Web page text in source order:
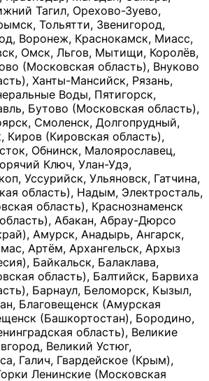
Тагил, Орехово-Зуево,
Тольятти, Звенигород,
Воронеж, Краснокамск, Миасс,
Омск, Льгов, Мытищи, Королёв,
(Московская область), Внуково
Ханты-Мансийск, Рязань,
Воды, Пятигорск,
Бутово (Московская область),
Смоленск, Долгопрудный,
Киров (Кировская область),
Обнинск, Малоярославец,
Ключ, Улан-Удэ,
Уссурийск, Ульяновск, Гатчина,
область), Надым, Электросталь,
область), Краснознаменск
Абакан, Абрау-Дюрсо
Амурск, Анадырь, Ангарск,
Артём, Архангельск, Архыз
Байкальск, Балаклава,
область), Балтийск, Барвиха
Барнаул, Беломорск, Кызыл,
Благовещенск (Амурская
(Башкортостан), Бородино,
область), Великие
Великий Устюг,
Галич, Гвардейское (Крым),
Ленинские (Московская